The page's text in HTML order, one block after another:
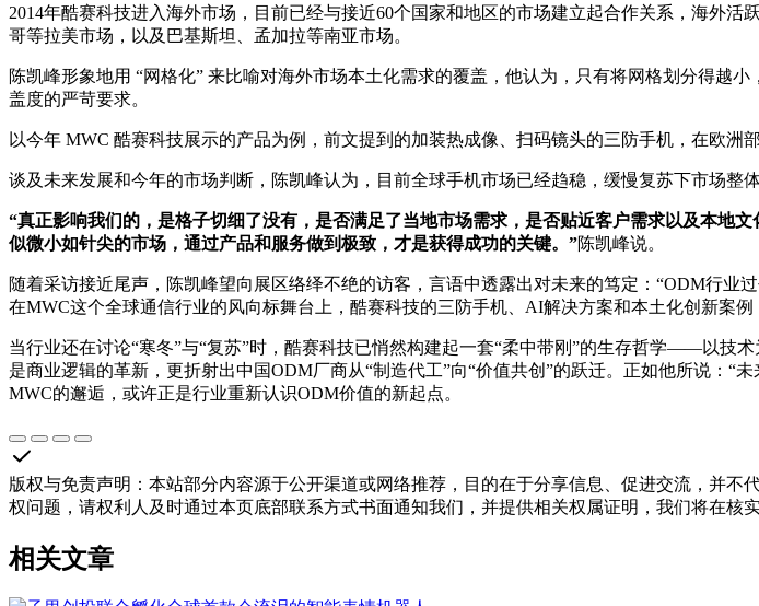
2014年酷赛科技进入海外市场，目前已经与接近60个国家和地区的市场建立起合作关系，海外
哥等拉美市场，以及巴基斯坦、孟加拉等南亚市场。
陈凯峰形象地用 “网格化” 来比喻对海外市场本土化需求的覆盖，他认为，只有将网格划分得越
盖度的严苛要求。
以今年 MWC 酷赛科技展示的产品为例，前文提到的加装热成像、扫码镜头的三防手机，在欧洲
谈及未来发展和今年的市场判断，陈凯峰认为，目前全球手机市场已经趋稳，缓慢复苏下市场整
“真正影响我们的 ，是格子切细了没有，是否满足了当地市场需求，是否贴近客户需求以及本地文
似微小如针尖的市场， 通过产品和服务做到极致，才是获得成功的关键。”陈凯峰说。
随着采访接近尾声，陈凯峰望向展区络绎不绝的访客，言语中透露出对未来的笃定：“ODM行业
在MWC这个全球通信行业的风向标舞台上，酷赛科技的三防手机、AI解决方案和本土化创新案
当行业还在讨论“寒冬”与“复苏”时，酷赛科技已悄然构建起一套“柔中带刚”的生存哲学——以技
是商业逻辑的革新，更折射出中国ODM厂商从“制造代工”向“价值共创”的跃迁。正如他所说：“
MWC的邂逅，或许正是行业重新认识ODM价值的新起点。
版权与免责声明 ： 本站部分内容源于公开渠道或网络推荐，目的在于分享信息、促进交流，并
权问题，请权利人及时通过本页底部联系方式书面通知我们，并提供相关权属证明，我们将在核
相关文章